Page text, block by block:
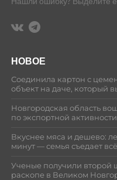
НОВОЕ
Соединила картон с
объект на даче, который
Новгородская область
по экспортной
Вкуснее мяса и дешево:
минут — семья съедает
Ученые получили второй
раскопе в Великом